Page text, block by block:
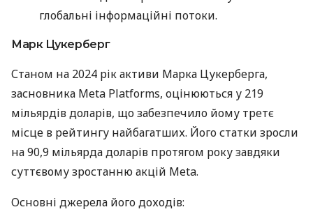
глобальні інформаційні потоки​.
Марк Цукерберг
Станом на 2024 рік активи Марка Цукерберга,
засновника Meta Platforms, оцінюються у 219
мільярдів доларів, що забезпечило йому третє
місце в рейтингу найбагатших. Його статки зросли
на 90,9 мільярда доларів протягом року завдяки
суттєвому зростанню акцій Meta.
Основні джерела його доходів: